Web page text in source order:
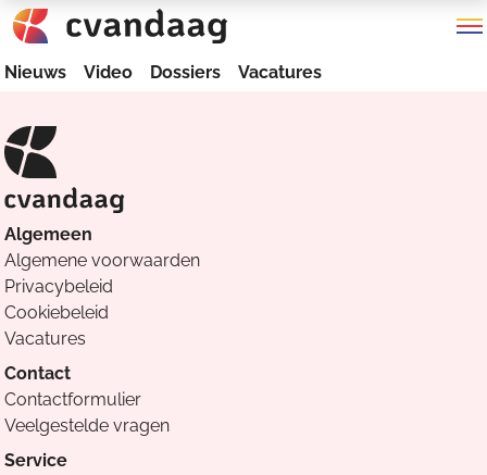
Nieuws Video Dossiers Vacatures
Algemeen
Algemene voorwaarden
Privacybeleid
Cookiebeleid
Vacatures
Contact
Contactformulier
Veelgestelde vragen
Service